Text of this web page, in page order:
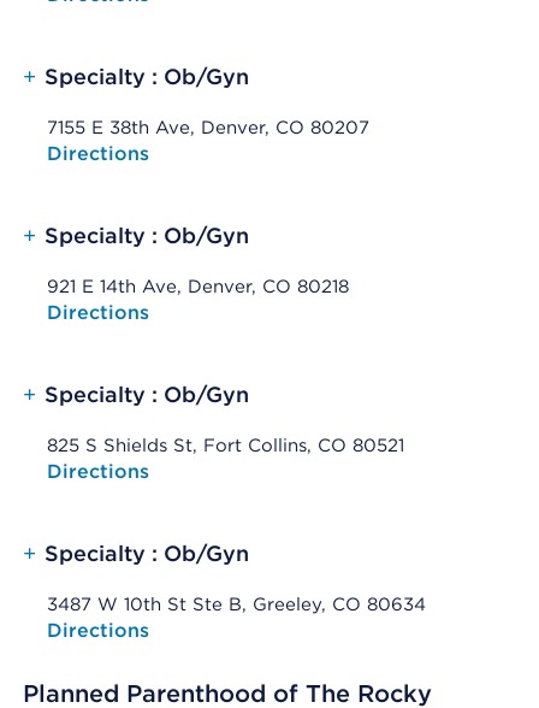
+ Specialty : Ob/Gyn
7155 E 38th Ave, Denver, CO 80207
Opens native map application on mobile devices
Directions
+ Specialty : Ob/Gyn
921 E 14th Ave, Denver, CO 80218
Opens native map application on mobile devices
Directions
+ Specialty : Ob/Gyn
825 S Shields St, Fort Collins, CO 80521
Opens native map application on mobile devices
Directions
+ Specialty : Ob/Gyn
3487 W 10th St Ste B, Greeley, CO 80634
Opens native map application on mobile devices
Directions
Planned Parenthood of The Rocky